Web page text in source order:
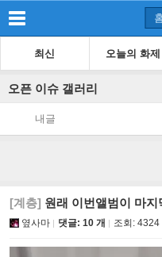
최신 오늘의 화제
오픈 이슈 갤러리
내글
[계층] 원래 이번앨범이 마
옆사마 댓글: 10 개 조회: 4324